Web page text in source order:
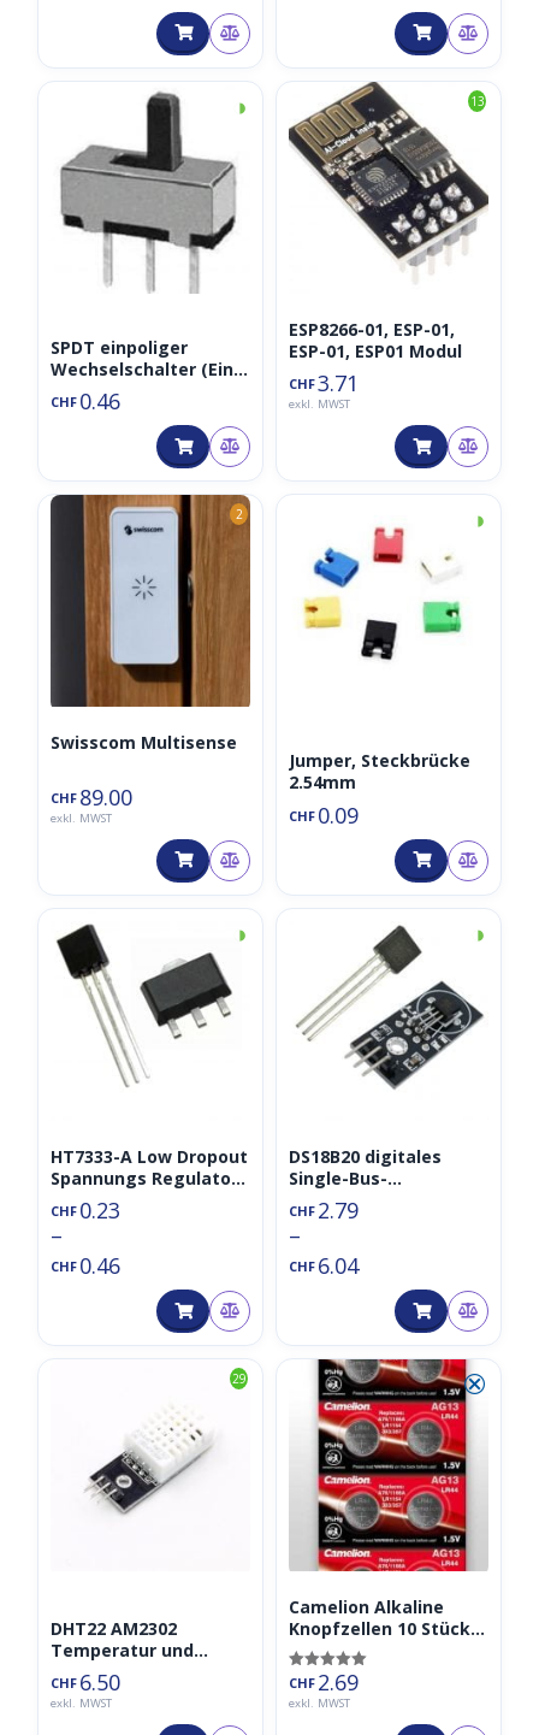
◑
SPDT einpoliger
Wechselschalter (Ein-
Ein)
CHF 0.46
13
ESP8266-01, ESP-01,
ESP-01, ESP01 Modul
CHF3.71
exkl. MWST
2
Swisscom Multisense
CHF 89.00
exkl. MWST
◑
Jumper, Steckbrücke
2.54mm
CHF 0.09
◑
HT7333-A Low Dropout
Spannungs Regulator
3.3V SOT-89/TO-92
CHF 0.23
–
CHF 0.46
◑
DS18B20 digitales
Single-Bus-
Temperatursensormo
dul/TO-92
CHF 2.79
–
CHF 6.04
29
DHT22 AM2302
Temperatur und
Luftfeuchtigkeit
Sensor
CHF 6.50
exkl. MWST
⮿
Camelion Alkaline
Knopfzellen 10 Stück
1.5V (AG13 LR44 A76
357 GP76A SR44W)
Bewertet mit
von 5
CHF 2.69
exkl. MWST